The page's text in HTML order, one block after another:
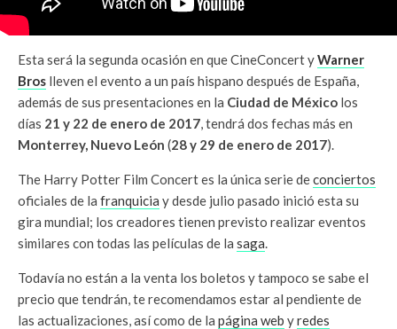
Esta será la segunda ocasión en que CineConcert yWarner
Bros lleven el evento a un país hispano después de España,
además de sus presentaciones en la Ciudad de México los
días 21 y 22 de enero de 2017, tendrá dos fechas más en
Monterrey, Nuevo León (28 y 29 de enero de 2017).
The Harry Potter Film Concert es la única serie deconciertos
oficiales de la franquicia y desde julio pasado inició esta su
gira mundial; los creadores tienen previsto realizar eventos
similares con todas las películas de la saga.
Todavía no están a la venta los boletos y tampoco se sabe el
precio que tendrán, te recomendamos estar al pendiente de
las actualizaciones, así como de la página web yredes